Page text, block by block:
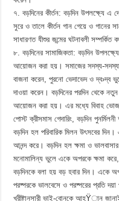
৭. বড়দিনের কীর্তন: বড়দিন উপলক্ষ্যে এ
সুরে ও তালে কীর্তন গান গেয়ে ও গানের
সাধারণত যীশুর জন্মের ঘটনাবলী সম্পর্কিত
৮. বড়দিনের সামাজিকতা: বড়দিন উপলক্ষ্যে
আয়োজন করা হয়। সমাজের সদস্য-
বাজনা করেন, পুরনো ভেদাভেদ ও দ্ব›দ্ব
দাওয়া করেন। বড়দিনের পরদিন থেকে
আয়োজন করা হয়। এর মধ্যে বিবাহ ভোজ,
পোস্ট ক্রীসমাস গেদারিং, বড়দিন
বড়দিন হল পরিবারিক মিলন উৎসবের
আনন্দ করে। বড়দিন হল ক্ষমা ও
মনোমালিন্য ভুলে একে অপরকে ক্ষমা করে,
বড়দিনকে বলা হয় বড় হবার দিন। একে
পরষ্পরকে ভালবেসে ও পরষ্পরের প্রতি
খ্রীষ্টানুসারী ভাই-বোনকে আহŸান